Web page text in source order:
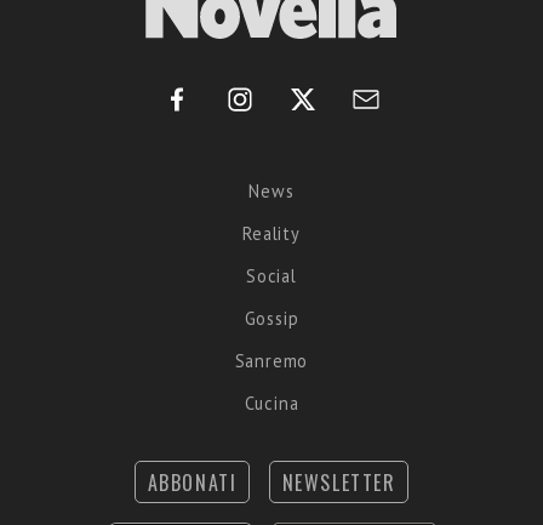
News
Reality
Social
Gossip
Sanremo
Cucina
ABBONATI NEWSLETTER